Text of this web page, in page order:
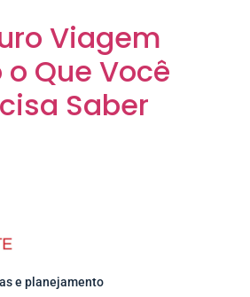
Viagem
o Que Você
Saber
e planejamento